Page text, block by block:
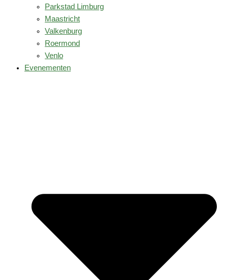
Parkstad Limburg
Maastricht
Valkenburg
Roermond
Venlo
Evenementen